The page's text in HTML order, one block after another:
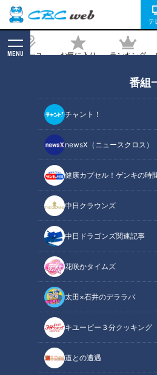
テ
ニュース お気に入り ランキング
MENU
番組
チャント！
newsX（ニュースクロス）
健康カプセル！ゲンキの時
中日クラウンズ
中日ドラゴンズ関連記事
花咲かタイムズ
太田×石井のデララバ
キユーピー３分クッキング
道との遭遇
土産を禁止した理由
2026/03/17 06:02
RadiChubu（ラジチュー
伝令！武将が現世でラジオ
ＣＢＣラジオ『伝令！武将が現世で
す！』は、400年の時を経て現代
将たちと足軽集団・名古屋おもて
歴史を楽しく紹介する歴史バラエ
では、前田利家・加藤清正・陣笠
し、室町時代の守護大名・大内政
禁止」について取り上げました。
関連リンク